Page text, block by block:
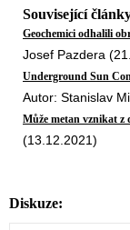
Související
Geochemici odhalili
Josef Pazdera
Underground Sun
Autor: Stanislav
Může metan vznikat z
(13.12.2021)
Diskuze: